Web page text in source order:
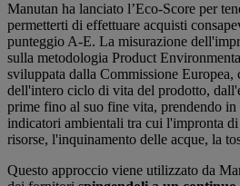
Manutan ha lanciato l’Eco-Score per
permetterti di effettuare acquisti
punteggio A-E. La misurazione
sulla metodologia Product
sviluppata dalla Commissione Europea,
dell'intero ciclo di vita del prodotto,
prime fino al suo fine vita, prendendo in
indicatori ambientali tra cui l'impronta
risorse, l'inquinamento delle acque, la
Questo approccio viene utilizzato da